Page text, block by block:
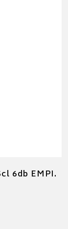
6db EMPI.